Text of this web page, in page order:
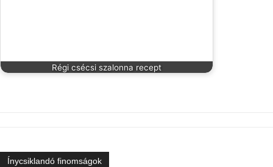
Régi csécsi szalonna recept
Ínycsiklandó finomságok